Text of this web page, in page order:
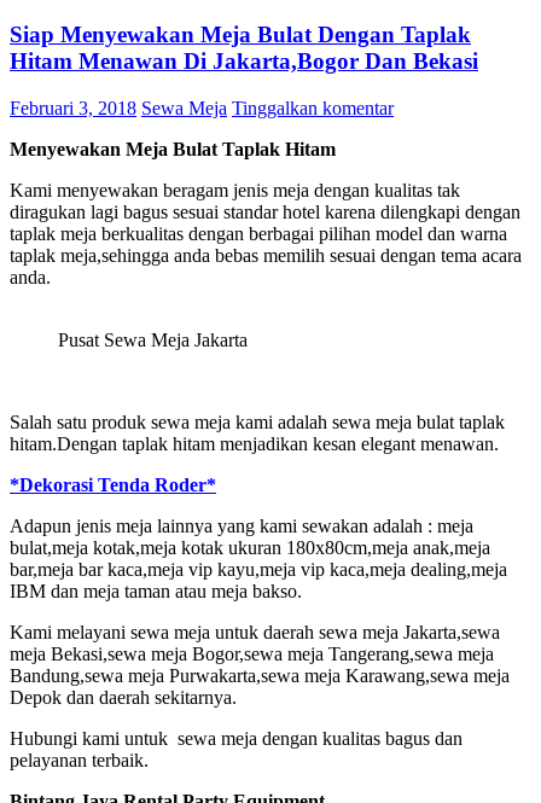
Siap Menyewakan Meja Bulat Dengan Taplak
Hitam Menawan Di Jakarta,Bogor Dan Bekasi
Februari 3, 2018 Sewa Meja Tinggalkan komentar
Menyewakan Meja Bulat Taplak Hitam
Kami menyewakan beragam jenis meja dengan kualitas tak
diragukan lagi bagus sesuai standar hotel karena dilengkapi dengan
taplak meja berkualitas dengan berbagai pilihan model dan warna
taplak meja,sehingga anda bebas memilih sesuai dengan tema acara
anda.
Pusat Sewa Meja Jakarta
Salah satu produk sewa meja kami adalah sewa meja bulat taplak
hitam.Dengan taplak hitam menjadikan kesan elegant menawan.
*Dekorasi Tenda Roder*
Adapun jenis meja lainnya yang kami sewakan adalah : meja
bulat,meja kotak,meja kotak ukuran 180x80cm,meja anak,meja
bar,meja bar kaca,meja vip kayu,meja vip kaca,meja dealing,meja
IBM dan meja taman atau meja bakso.
Kami melayani sewa meja untuk daerah sewa meja Jakarta,sewa
meja Bekasi,sewa meja Bogor,sewa meja Tangerang,sewa meja
Bandung,sewa meja Purwakarta,sewa meja Karawang,sewa meja
Depok dan daerah sekitarnya.
Hubungi kami untuk sewa meja dengan kualitas bagus dan
pelayanan terbaik.